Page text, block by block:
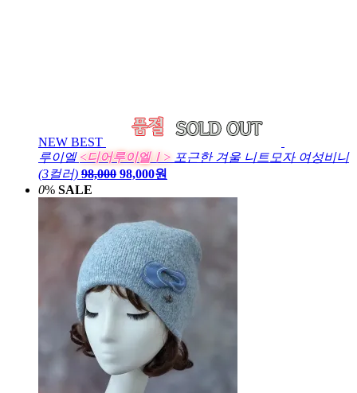
NEW BEST
루이엘 <디어루이엘Ⅰ> 포근한 겨울 니트모자 여성비니
(3컬러) 98,000 98,000원
0% SALE